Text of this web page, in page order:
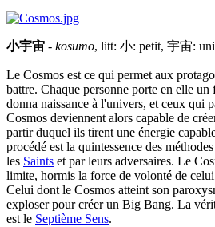
小宇宙 - kosumo, litt: 小: petit, 宇宙:
Le Cosmos est ce qui permet aux
battre. Chaque personne porte en elle
donna naissance à l'univers, et ceux qui
Cosmos deviennent alors capable de
partir duquel ils tirent une énergie
procédé est la quintessence des
les Saints et par leurs adversaires. Le
limite, hormis la force de volonté de
Celui dont le Cosmos atteint son
exploser pour créer un Big Bang. La
est le Septième Sens.